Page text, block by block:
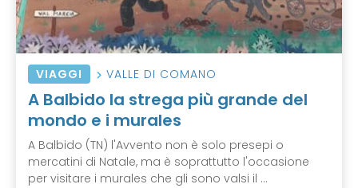
VIAGGI VALLE DI COMANO
A Balbido la strega più grande del
mondo e i murales
A Balbido (TN) l'Avvento non è solo presepi o
mercatini di Natale, ma è soprattutto l'occasione
per visitare i murales che gli sono valsi il ...